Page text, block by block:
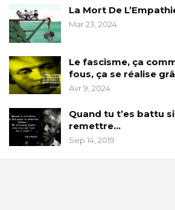
La Mort De
Mar 23, 2024
Le fascisme, ça
fous, ça se réalise
Avr 9, 2024
Quand tu t’es battu
remettre…
Sep 14, 2019